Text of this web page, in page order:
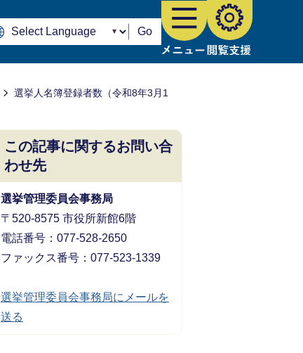
Go
選挙人名簿登録者数（令和8年3月1
この記事に関するお問い合
わせ先
選挙管理委員会事務局
〒520-8575 市役所新館6階
電話番号：077-528-2650
ファックス番号：077-523-1339
選挙管理委員会事務局にメールを
送る